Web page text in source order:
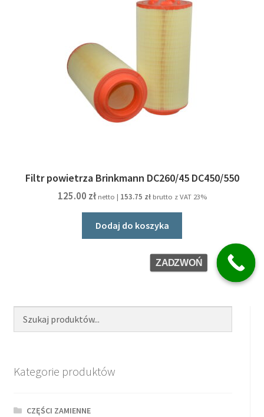
Filtr powietrza Brinkmann DC260/45 DC450/550
125.00 zł netto | 153.75 złbrutto z VAT 23%
Dodaj do koszyka
Kategorie produktów
CZĘŚCI ZAMIENNE
ZADZWOŃ